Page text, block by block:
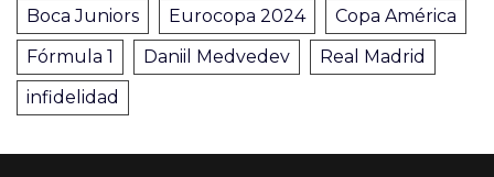
Boca Juniors
Eurocopa 2024
Copa América
Fórmula 1
Daniil Medvedev
Real Madrid
infidelidad